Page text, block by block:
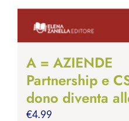
A = AZIENDE
Partnership e
dono diventa
€4.99